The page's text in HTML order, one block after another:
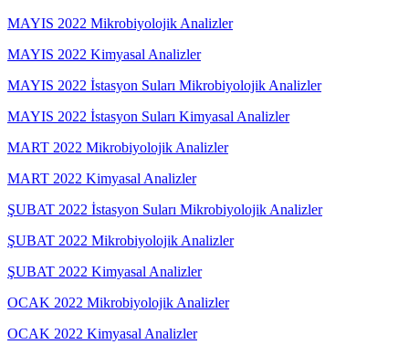
MAYIS 2022 Mikrobiyolojik Analizler
MAYIS 2022 Kimyasal Analizler
MAYIS 2022 İstasyon Suları Mikrobiyolojik Analizler
MAYIS 2022 İstasyon Suları Kimyasal Analizler
MART 2022 Mikrobiyolojik Analizler
MART 2022 Kimyasal Analizler
ŞUBAT 2022 İstasyon Suları Mikrobiyolojik Analizler
ŞUBAT 2022 Mikrobiyolojik Analizler
ŞUBAT 2022 Kimyasal Analizler
OCAK 2022 Mikrobiyolojik Analizler
OCAK 2022 Kimyasal Analizler